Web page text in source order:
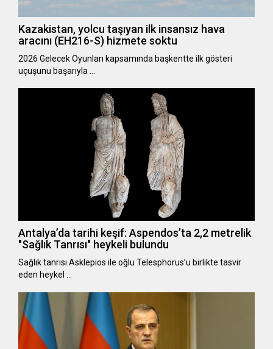
Kazakistan, yolcu taşıyan ilk insansız hava
aracını (EH216-S) hizmete soktu
2026 Gelecek Oyunları kapsamında başkentte ilk gösteri
uçuşunu başarıyla …
Antalya’da tarihi keşif: Aspendos’ta 2,2 metrelik
"Sağlık Tanrısı" heykeli bulundu
Sağlık tanrısı Asklepios ile oğlu Telesphorus’u birlikte tasvir
eden heykel …